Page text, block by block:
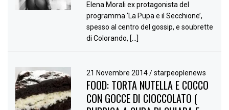
Elena Morali ex protagonista del
programma ‘La Pupa e il Secchione’,
spesso al centro del gossip, e soubrette
di Colorando, […]
21 Novembre 2014/ starpeoplenews
FOOD: TORTA NUTELLA E COCCO
CON GOCCE DI CIOCCOLATO (